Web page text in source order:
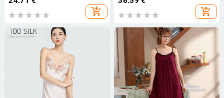
add_shopping_cart add_shopping_cart